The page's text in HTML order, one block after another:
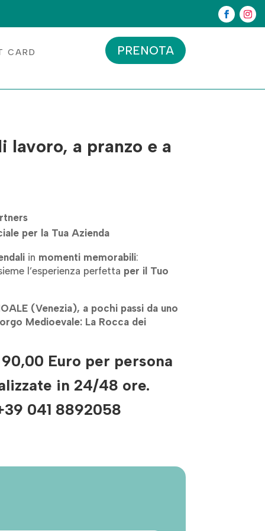
CARD
PRENOTA
lavoro, a pranzo e a
per la Tua Azienda
in momenti memorabili:
l’esperienza perfetta per il Tuo
(Venezia), a pochi passi da uno
Medioevale: La Rocca dei
Euro per persona
in 24/48 ore.
041 8892058